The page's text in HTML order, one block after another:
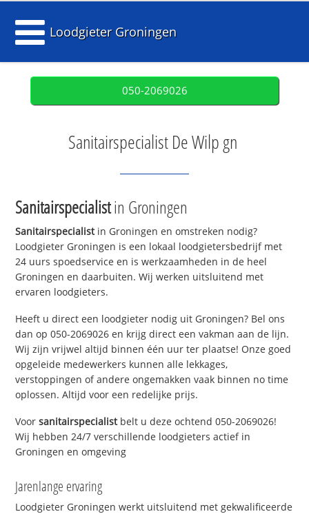
Loodgieter Groningen
050-2069026
Sanitairspecialist De Wilp gn
Sanitairspecialistin Groningen
Sanitairspecialistin Groningen en omstreken nodig?
Loodgieter Groningen is een lokaal loodgietersbedrijf met
24 uurs spoedservice en is werkzaamheden in de heel
Groningen en daarbuiten. Wij werken uitsluitend met
ervaren loodgieters.
Heeft u direct een loodgieter nodig uit Groningen? Bel ons
dan op 050-2069026 en krijg direct een vakman aan de lijn.
Wij zijn vrijwel altijd binnen één uur ter plaatse! Onze goed
opgeleide medewerkers kunnen alle lekkages,
verstoppingen of andere ongemakken vaak binnen no time
oplossen. Altijd voor een redelijke prijs.
Voorsanitairspecialistbelt u deze ochtend 050-2069026!
Wij hebben 24/7 verschillende loodgieters actief in
Groningen en omgeving
Jarenlange ervaring
Loodgieter Groningen werkt uitsluitend met gekwalificeerde